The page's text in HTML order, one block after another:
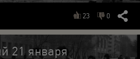
23 0
21 января